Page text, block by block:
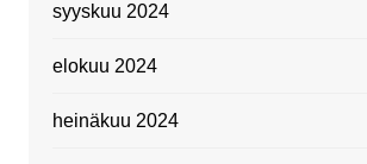
syyskuu 2024
elokuu 2024
heinäkuu 2024